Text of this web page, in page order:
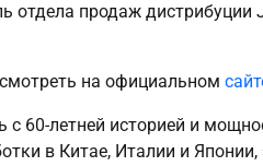
отдела продаж дистрибуции
на официальном
с 60-летней историей и
в Китае, Италии и Японии,